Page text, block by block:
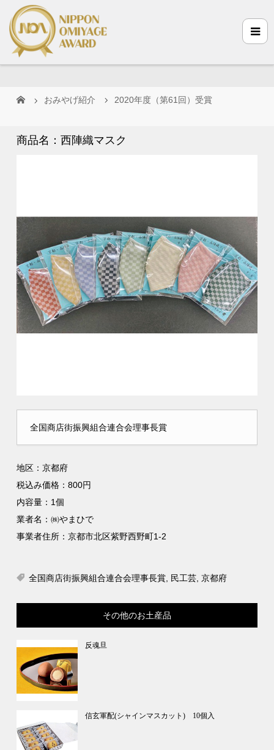
おみやげ紹介 2020年度（第61回）受賞
商品名：西陣織マスク
全国商店街振興組合連合会理事長賞
地区：京都府
税込み価格：800円
内容量：1個
業者名：㈱やまひで
事業者住所：京都市北区紫野西野町1-2
全国商店街振興組合連合会理事長賞, 民工芸,京都府
その他のお土産品
反魂旦
信玄軍配(シャインマスカット) 10個入